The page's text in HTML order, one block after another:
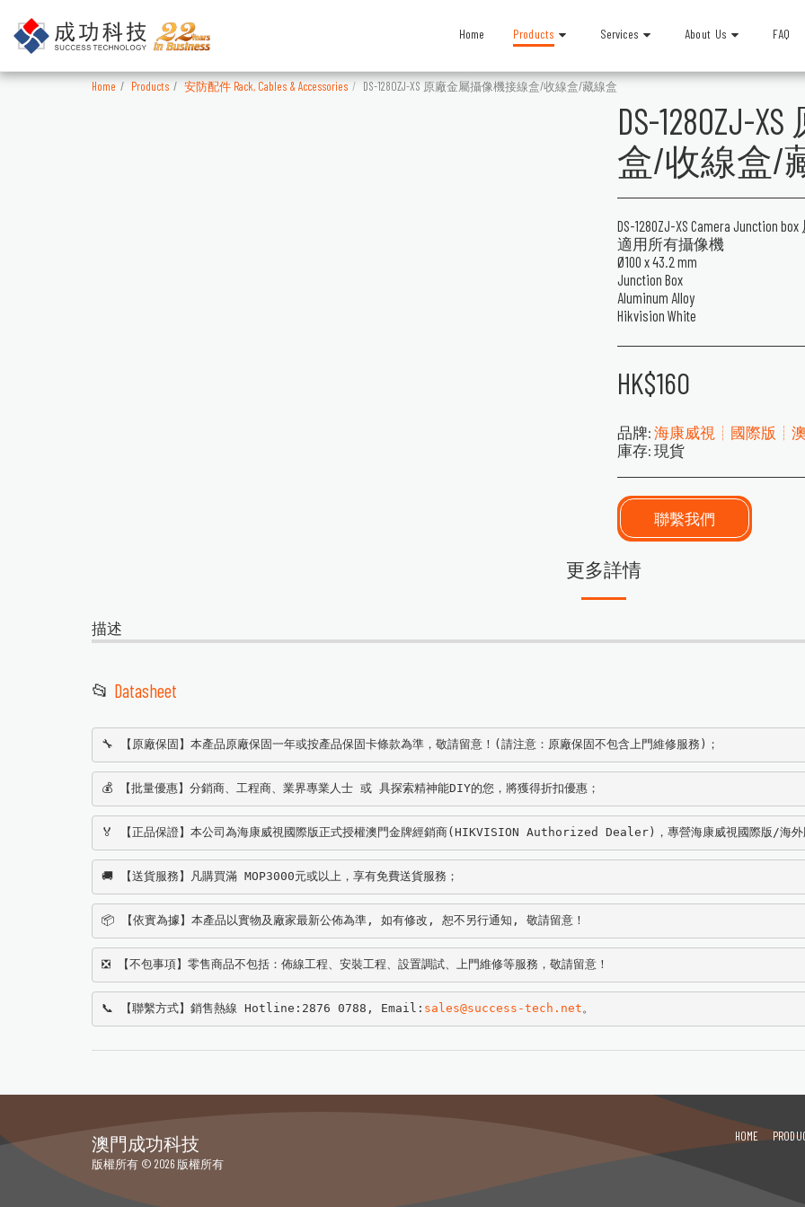
Home Products Services About Us FAQ
Home Products 安防配件 Rack, Cables & Accessories DS-1280ZJ-XS 原廠金屬攝像機接線盒/收線盒/藏線盒
DS-1280ZJ-
盒/收線盒/
DS-1280ZJ-XS Camera
適用所有攝像機
Ø100 x 43.2 mm
Junction Box
Aluminum Alloy
Hikvision White
HK$160
品牌: 海康威視┊國際版┊
庫存: 現貨
聯繫我們
更多詳情
描述
📂 Datasheet
🔧 【原廠保固】本產品原廠保固一年或按產品保固卡條款為準，敬請留意！(請注意：原廠保固不包含上門維修服務)；
💰 【批量優惠】分銷商、工程商、業界專業人士 或 具探索精神能DIY的您，將獲得折扣優惠；
🏅 【正品保證】本公司為海康威視國際版正式授權澳門金牌經銷商(HIKVISION Authorized Dealer)，專營海康威視國際版/海外
🚚 【送貨服務】凡購買滿 MOP3000元或以上，享有免費送貨服務；
📦 【依實為據】本產品以實物及廠家最新公佈為準, 如有修改, 恕不另行通知, 敬請留意！
❎ 【不包事項】零售商品不包括：佈線工程、安裝工程、設置調試、上門維修等服務，敬請留意！
📞 【聯繫方式】銷售熱線 Hotline:2876 0788, Email: sales@success-tech.net。
澳門成功科技
版權所有 © 2026 版權所有
HOME